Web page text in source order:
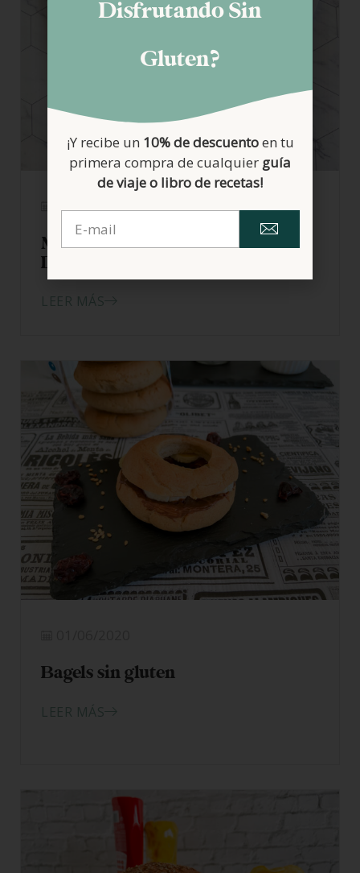
10/12/2020
Mi libro: «Las mejores recetas de
Disfrutando sin Gluten»
LEER MÁS
Bagels sin gluten
LEER MÁS
Disfrutando Sin
Gluten?
¡Y recibe un 10% de descuentoen tu
primera compra de cualquier guía
de viaje o libro de recetas!